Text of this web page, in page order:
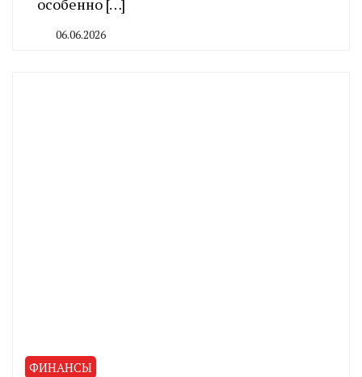
06.06.2026
ФИНАНСЫ